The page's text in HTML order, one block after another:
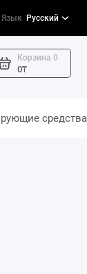
Язык Русский
Корзина 0
0₸
средства